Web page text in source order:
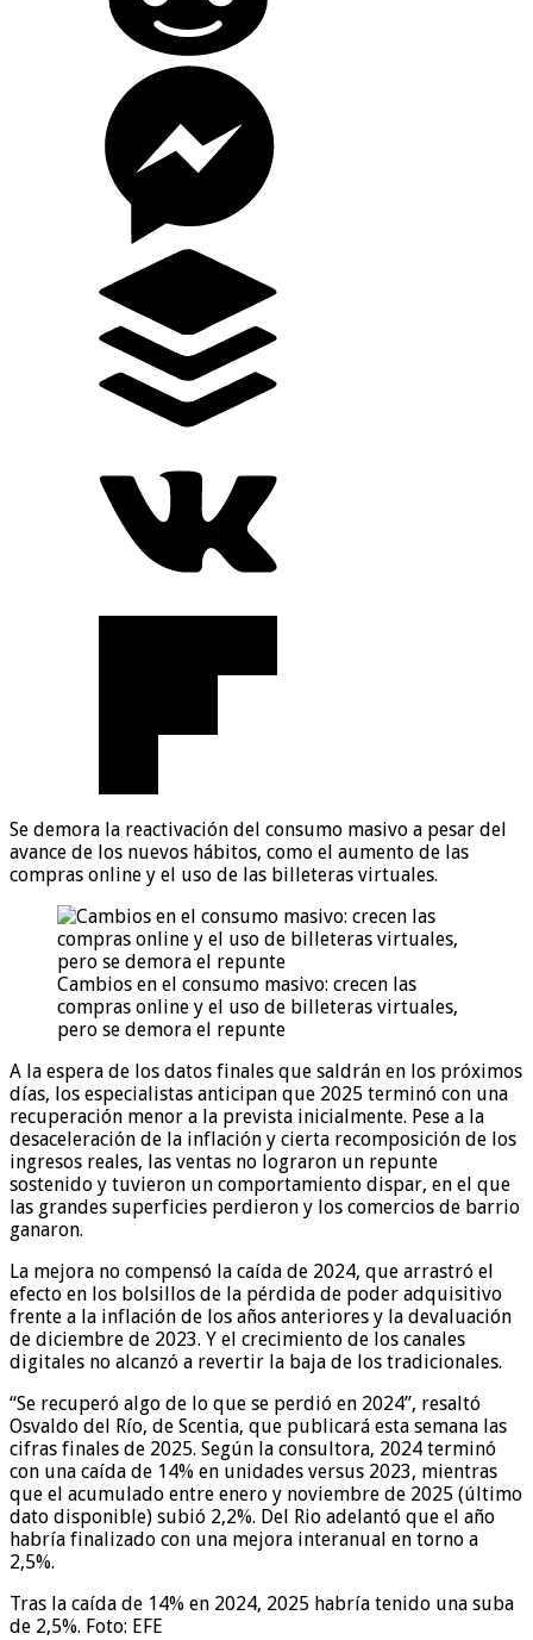
Se demora la reactivación del consumo masivo a pesar del
avance de los nuevos hábitos, como el aumento de las
compras online y el uso de las billeteras virtuales.
Cambios en el consumo masivo: crecen las
compras online y el uso de billeteras virtuales,
pero se demora el repunte
A la espera de los datos finales que saldrán en los próximos
días, los especialistas anticipan que 2025 terminó con una
recuperación menor a la prevista inicialmente. Pese a la
desaceleración de la inflación y cierta recomposición de los
ingresos reales, las ventas no lograron un repunte
sostenido y tuvieron un comportamiento dispar, en el que
las grandes superficies perdieron y los comercios de barrio
ganaron.
La mejora no compensó la caída de 2024, que arrastró el
efecto en los bolsillos de la pérdida de poder adquisitivo
frente a la inflación de los años anteriores y la devaluación
de diciembre de 2023. Y el crecimiento de los canales
digitales no alcanzó a revertir la baja de los tradicionales.
“Se recuperó algo de lo que se perdió en 2024”, resaltó
Osvaldo del Río, de Scentia, que publicará esta semana las
cifras finales de 2025. Según la consultora, 2024 terminó
con una caída de 14% en unidades versus 2023, mientras
que el acumulado entre enero y noviembre de 2025 (último
dato disponible) subió 2,2%. Del Rio adelantó que el año
habría finalizado con una mejora interanual en torno a
2,5%.
Tras la caída de 14% en 2024, 2025 habría tenido una suba
de 2,5%. Foto: EFE